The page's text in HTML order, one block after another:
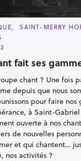
SAINT-MERRY
fait ses
chant ? Une fois
depuis que nous
pour faire nos
à Saint-
ouverte à nos
de nouvelles
et qui chantent…
nos activités ?